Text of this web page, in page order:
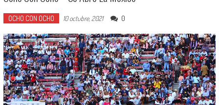
OCHO CON OCHO 10 octubre, 2021 0